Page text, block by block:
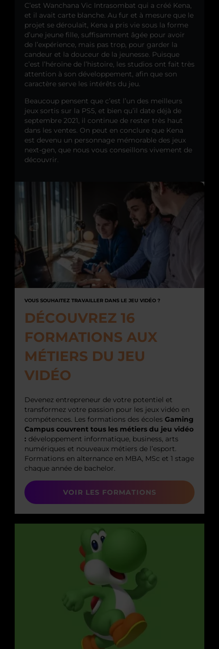
C’est Wanchana Vic Intrasombat qui a créé Kena,
et il avait carte blanche. Au fur et à mesure que le
projet se déroulait, Kena a pris vie sous la forme
d’une jeune fille, suffisamment âgée pour avoir
de l’expérience, mais pas trop, pour garder la
candeur et la douceur de la jeunesse. Puisque
c’est l’héroïne de l’histoire, les studios ont fait très
attention à son développement, afin que son
caractère serve les intérêts du jeu.
Beaucoup pensent que c’est l’un des meilleurs
jeux sortis sur la PS5, et bien qu’il date déjà de
septembre 2021, il continue de rester très haut
dans les ventes. On peut en conclure que Kena
est devenu un personnage mémorable des jeux
next-gen, que nous vous conseillons vivement de
découvrir.
VOUS SOUHAITEZ TRAVAILLER DANS LE JEU VIDÉO ?
DÉCOUVREZ 16
FORMATIONS AUX
MÉTIERS DU JEU
VIDÉO
Devenez entrepreneur de votre potentiel et
transformez votre passion pour les jeux vidéo en
compétences. Les formations des écoles Gaming
Campus couvrent tous les métiers du jeu vidéo
: développement informatique, business, arts
numériques et nouveaux métiers de l’esport.
Formations en alternance en MBA, MSc et 1 stage
chaque année de bachelor.
VOIR LES FORMATIONS